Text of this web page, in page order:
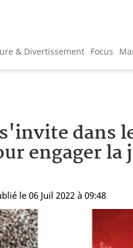
& Divertissement Focus
dans
engager la
le 06 Juil 2022 à 09:48